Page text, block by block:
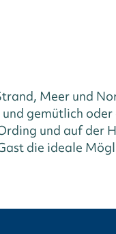
Meer und
gemütlich
und auf der
die ideale